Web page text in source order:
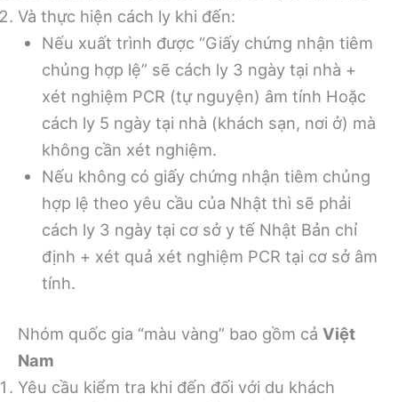
Và thực hiện cách ly khi đến:
Nếu xuất trình được “Giấy chứng nhận tiêm
chủng hợp lệ” sẽ cách ly 3 ngày tại nhà +
xét nghiệm PCR (tự nguyện) âm tính Hoặc
cách ly 5 ngày tại nhà (khách sạn, nơi ở) mà
không cần xét nghiệm.
Nếu không có giấy chứng nhận tiêm chủng
hợp lệ theo yêu cầu của Nhật thì sẽ phải
cách ly 3 ngày tại cơ sở y tế Nhật Bản chỉ
định + xét quả xét nghiệm PCR tại cơ sở âm
tính.
Nhóm quốc gia “màu vàng” bao gồm cả Việt
Nam
Yêu cầu kiểm tra khi đến đối với du khách